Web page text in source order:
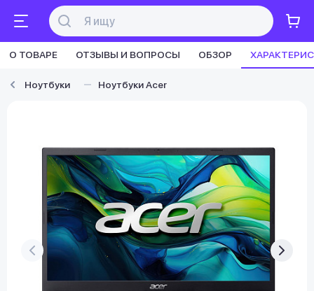
О ТОВАРЕ ОТЗЫВЫ И ВОПРОСЫ ОБЗОР
Ноутбуки Ноутбуки Acer